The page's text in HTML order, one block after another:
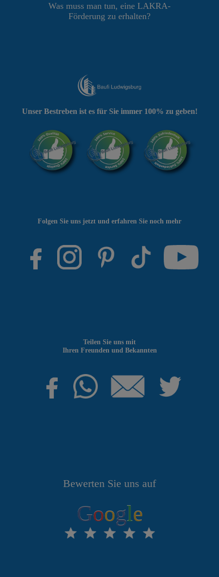
Was muss man tun, eine LAKRA-
Förderung zu erhalten?
Bewerten Sie uns auf
Google
Teilen Sie uns mit
Ihren Freunden und Bekannten
Folgen Sie uns jetzt und erfahren Sie noch mehr
Unser Bestreben ist es für Sie immer 100% zu geben!